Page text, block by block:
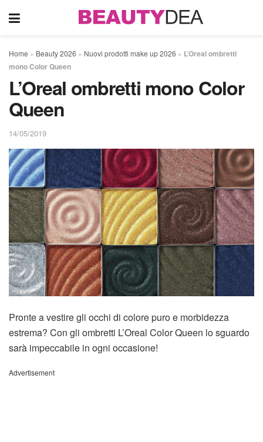
Home » Beauty 2026 » Nuovi prodotti make up 2026 » L’Oreal ombretti
mono Color Queen
L’Oreal ombretti mono Color
Queen
14/05/2019
Pronte a vestire gli occhi di colore puro e morbidezza
estrema? Con gli ombretti L’Oreal Color Queen lo sguardo
sarà impeccabile in ogni occasione!
Advertisement